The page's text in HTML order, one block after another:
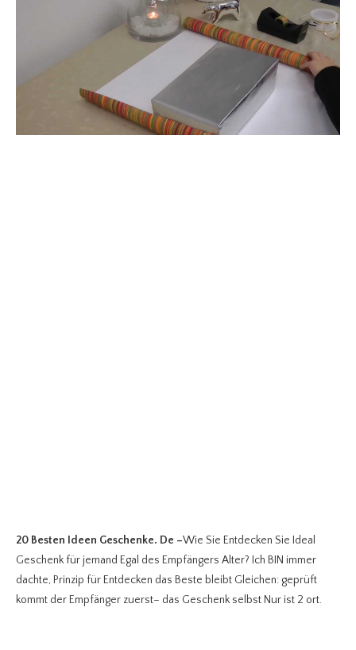
20 Besten Ideen Geschenke. De –Wie Sie Entdecken Sie Ideal
Geschenk für jemand Egal des Empfängers Alter? Ich BIN immer
dachte, Prinzip für Entdecken das Beste bleibt Gleichen: geprüft
kommt der Empfänger zuerst– das Geschenk selbst Nur ist 2 ort.